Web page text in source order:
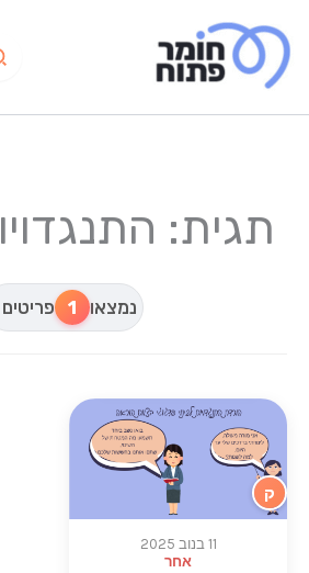
לתוכן
תגית:
נמצאו 1 פריטים
ק
11 בנוב 2025
אחר